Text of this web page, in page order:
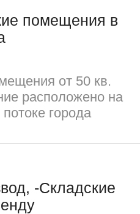
помещения в
от 50 кв.
расположено на
города
-Складские